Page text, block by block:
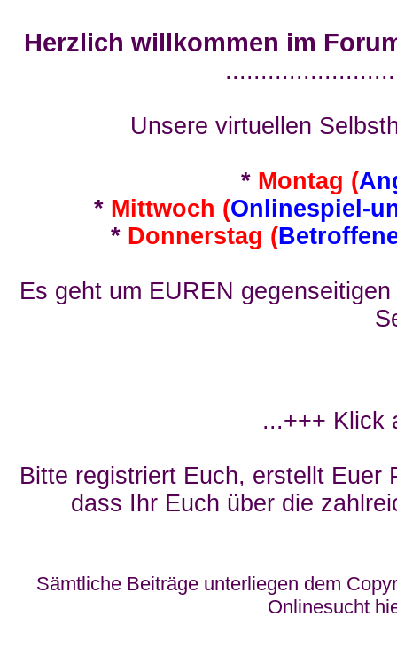
Herzlich willkommen im
Unsere virtuellen
* Montag (
* Mittwoch (Onlinespiel-
* Donnerstag (
Es geht um EUREN
...+++ Klick
Bitte registriert Euch, erstellt Euer
dass Ihr Euch über die
Sämtliche Beiträge unterliegen dem
Onlinesucht